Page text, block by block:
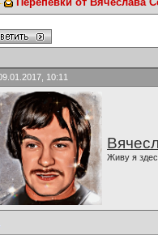
10:11
Живу я